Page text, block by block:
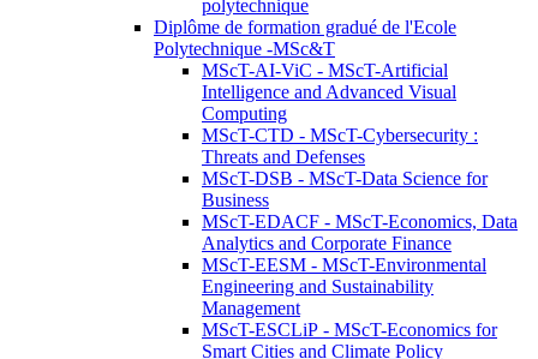
polytechnique
Diplôme de formation gradué de l'Ecole
Polytechnique -MSc&T
MScT-AI-ViC - MScT-Artificial
Intelligence and Advanced Visual
Computing
MScT-CTD - MScT-Cybersecurity :
Threats and Defenses
MScT-DSB - MScT-Data Science for
Business
MScT-EDACF - MScT-Economics, Data
Analytics and Corporate Finance
MScT-EESM - MScT-Environmental
Engineering and Sustainability
Management
MScT-ESCLiP - MScT-Economics for
Smart Cities and Climate Policy